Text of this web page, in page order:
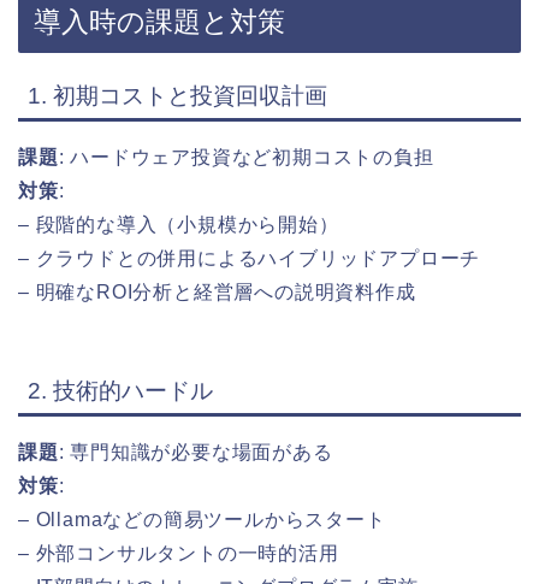
導入時の課題と対策
1. 初期コストと投資回収計画
課題: ハードウェア投資など初期コストの負担
対策:
– 段階的な導入（小規模から開始）
– クラウドとの併用によるハイブリッドアプローチ
– 明確なROI分析と経営層への説明資料作成
2. 技術的ハードル
課題: 専門知識が必要な場面がある
対策:
– Ollamaなどの簡易ツールからスタート
– 外部コンサルタントの一時的活用